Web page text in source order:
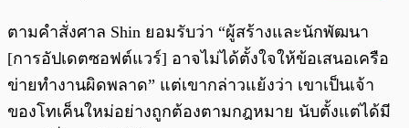
ตามคำสั่งศาล Shin ยอมรับว่า “ผู้สร้างและนักพัฒนา
[การอัปเดตซอฟต์แวร์] อาจไม่ได้ตั้งใจให้ข้อเสนอเครือ
ข่ายทำงานผิดพลาด” แต่เขากล่าวแย้งว่า เขาเป็นเจ้า
ของโทเค็นใหม่อย่างถูกต้องตามกฎหมาย นับตั้งแต่ได้มี